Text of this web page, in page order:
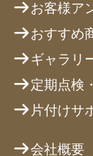
お客様ア
おすすめ
ギャラリ
定期点検
片付けサ
会社概要